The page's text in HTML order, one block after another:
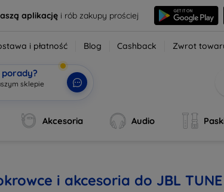
aplikacjęi rób zakupy prościej
i płatność Blog Cashback Zwrot
porady?
sklepie
Akcesoria Audio
i akcesoria do JBL TUNE